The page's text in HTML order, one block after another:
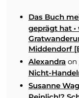
Das Buch
geprägt hat
Middendorf
Alexandra on
Nicht-
Susanne